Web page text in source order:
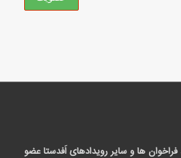
فراخوان ها و سایر رویدادهای اَفدستا عضو